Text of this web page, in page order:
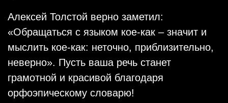
Алексей Толстой верно заметил:
«Обращаться с языком кое-как – значит и
мыслить кое-как: неточно, приблизительно,
неверно». Пусть ваша речь станет
грамотной и красивой благодаря
орфоэпическому словарю!